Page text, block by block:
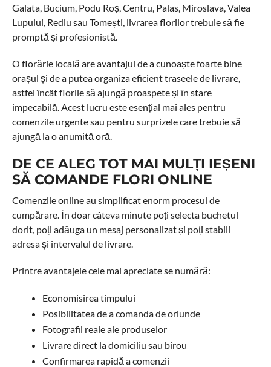
Galata, Bucium, Podu Roș, Centru, Palas, Miroslava, Valea
Lupului, Rediu sau Tomești, livrarea florilor trebuie să fie
promptă și profesionistă.
O florărie locală are avantajul de a cunoaște foarte bine
orașul și de a putea organiza eficient traseele de livrare,
astfel încât florile să ajungă proaspete și în stare
impecabilă. Acest lucru este esențial mai ales pentru
comenzile urgente sau pentru surprizele care trebuie să
ajungă la o anumită oră.
DE CE ALEG TOT MAI MULȚI IEȘENI
SĂ COMANDE FLORI ONLINE
Comenzile online au simplificat enorm procesul de
cumpărare. În doar câteva minute poți selecta buchetul
dorit, poți adăuga un mesaj personalizat și poți stabili
adresa și intervalul de livrare.
Printre avantajele cele mai apreciate se numără:
Economisirea timpului
Posibilitatea de a comanda de oriunde
Fotografii reale ale produselor
Livrare direct la domiciliu sau birou
Confirmarea rapidă a comenzii